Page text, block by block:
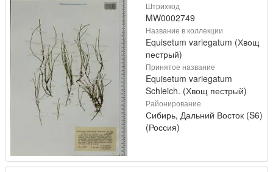
Штрихкод
MW0002749
Название в коллекции
Equisetum variegatum (Хвощ
пестрый)
Принятое название
Equisetum variegatum
Schleich. (Хвощ пестрый)
Районирование
Сибирь, Дальний Восток (S6)
(Россия)